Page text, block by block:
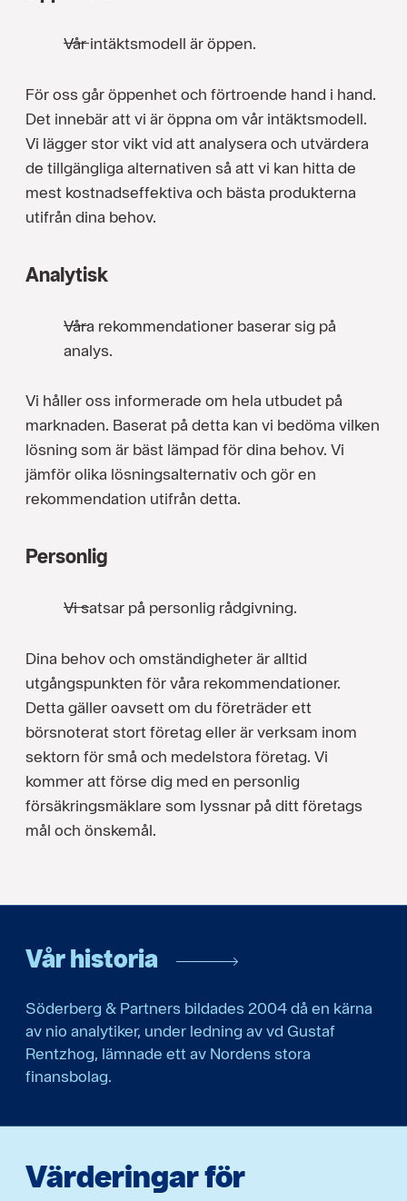
Vår intäktsmodell är öppen.
För oss går öppenhet och förtroende hand i hand.
Det innebär att vi är öppna om vår intäktsmodell.
Vi lägger stor vikt vid att analysera och utvärdera
de tillgängliga alternativen så att vi kan hitta de
mest kostnadseffektiva och bästa produkterna
utifrån dina behov.
Analytisk
Våra rekommendationer baserar sig på
analys.
Vi håller oss informerade om hela utbudet på
marknaden. Baserat på detta kan vi bedöma vilken
lösning som är bäst lämpad för dina behov. Vi
jämför olika lösningsalternativ och gör en
rekommendation utifrån detta.
Personlig
Vi satsar på personlig rådgivning.
Dina behov och omständigheter är alltid
utgångspunkten för våra rekommendationer.
Detta gäller oavsett om du företräder ett
börsnoterat stort företag eller är verksam inom
sektorn för små och medelstora företag. Vi
kommer att förse dig med en personlig
försäkringsmäklare som lyssnar på ditt företags
mål och önskemål.
Vår historia
Söderberg & Partners bildades 2004 då en kärna
av nio analytiker, under ledning av vd Gustaf
Rentzhog, lämnade ett av Nordens stora
finansbolag.
Värderingar för